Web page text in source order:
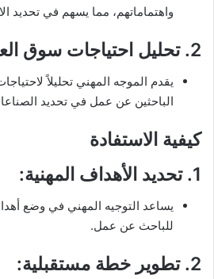
واهتماماتهم، مما يسهم في تحديد
2. تحليل احتياجات سوق
يقدم الموجه المهني تحليلاً
الباحثين عن عمل في تحديد
كيفية الاستفادة
1. تحديد الأهداف المهنية:
يساعد التوجيه المهني في وضع
للباحث عن عمل.
2. تطوير خطة مستقبلية: